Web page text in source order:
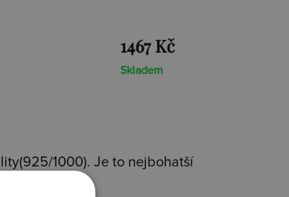
1467 Kč
Skladem
1000). Je to nejbohatší